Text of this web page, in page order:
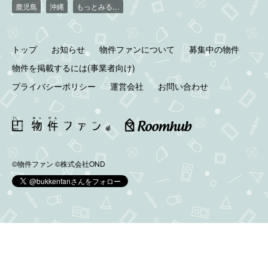
鹿児島
沖縄 もっとみる…
トップ お知らせ 物件ファンについて
募集中の物件
物件を掲載するには(事業者向け)
プライバシーポリシー
運営会社 お問い合わせ
©物件ファン ©株式会社OND